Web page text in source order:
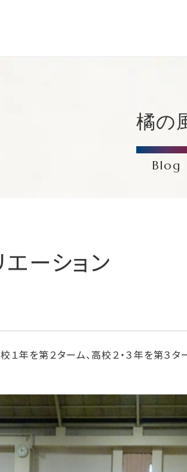
橘の
Blog
エーション
校１年を第２ターム、高校２・３年を第